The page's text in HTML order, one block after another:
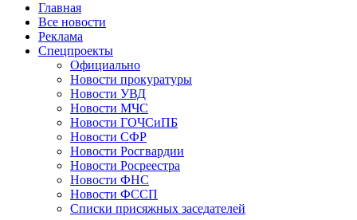
Главная
Все новости
Реклама
Спецпроекты
Официально
Новости прокуратуры
Новости УВД
Новости МЧС
Новости ГОЧСиПБ
Новости СФР
Новости Росгвардии
Новости Росреестра
Новости ФНС
Новости ФССП
Списки присяжных заседателей